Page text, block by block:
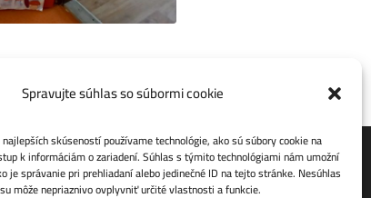
Spravujte súhlas so súbormi cookie
skúseností používame technológie, ako sú súbory cookie na
k informáciám o zariadení. Súhlas s týmito technológiami nám umožní
je správanie pri prehliadaní alebo jedinečné ID na tejto stránke. Nesúhlas
môže nepriaznivo ovplyvniť určité vlastnosti a funkcie.